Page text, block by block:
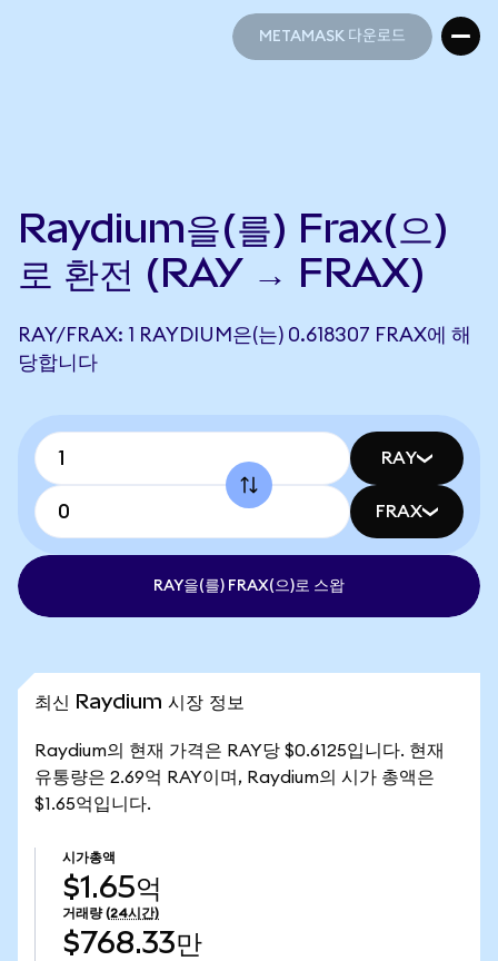
METAMASK 다운로드
Raydium을(를) Frax(으)
로 환전 (RAY → FRAX)
RAY/FRAX: 1 RAYDIUM은(는) 0.618307 FRAX에 해
당합니다
RAY
FRAX
RAY을(를) FRAX(으)로 스왑
최신 Raydium 시장 정보
Raydium의 현재 가격은 RAY당 $0.6125입니다. 현재
유통량은 2.69억 RAY이며, Raydium의 시가 총액은
$1.65억입니다.
시가총액
$1.65억
거래량 (24시간)
$768.33만